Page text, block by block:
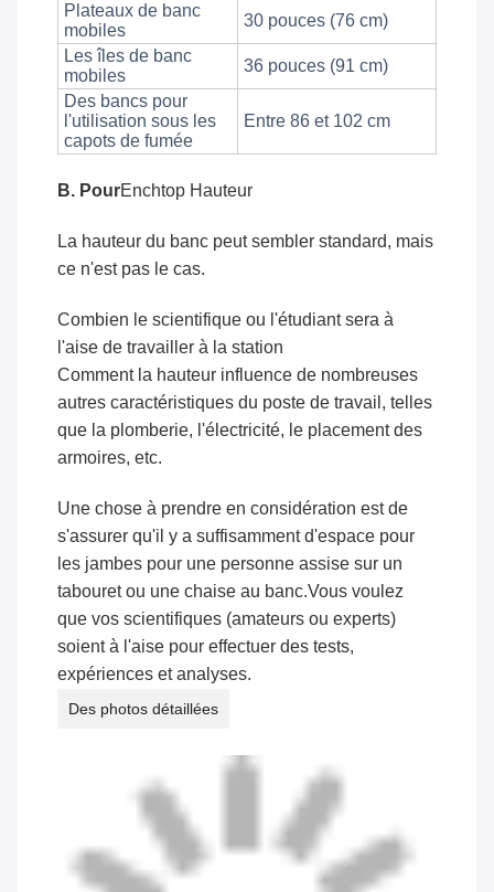
Plateaux de banc
mobiles
30 pouces (76 cm)
Les îles de banc
mobiles
36 pouces (91 cm)
Des bancs pour
l'utilisation sous les
capots de fumée
Entre 86 et 102 cm
B. PourEnchtop Hauteur
La hauteur du banc peut sembler standard, mais
ce n'est pas le cas.
Combien le scientifique ou l'étudiant sera à
l'aise de travailler à la station
Comment la hauteur influence de nombreuses
autres caractéristiques du poste de travail, telles
que la plomberie, l'électricité, le placement des
armoires, etc.
Une chose à prendre en considération est de
s'assurer qu'il y a suffisamment d'espace pour
les jambes pour une personne assise sur un
tabouret ou une chaise au banc.Vous voulez
que vos scientifiques (amateurs ou experts)
soient à l'aise pour effectuer des tests,
expériences et analyses.
Des photos détaillées